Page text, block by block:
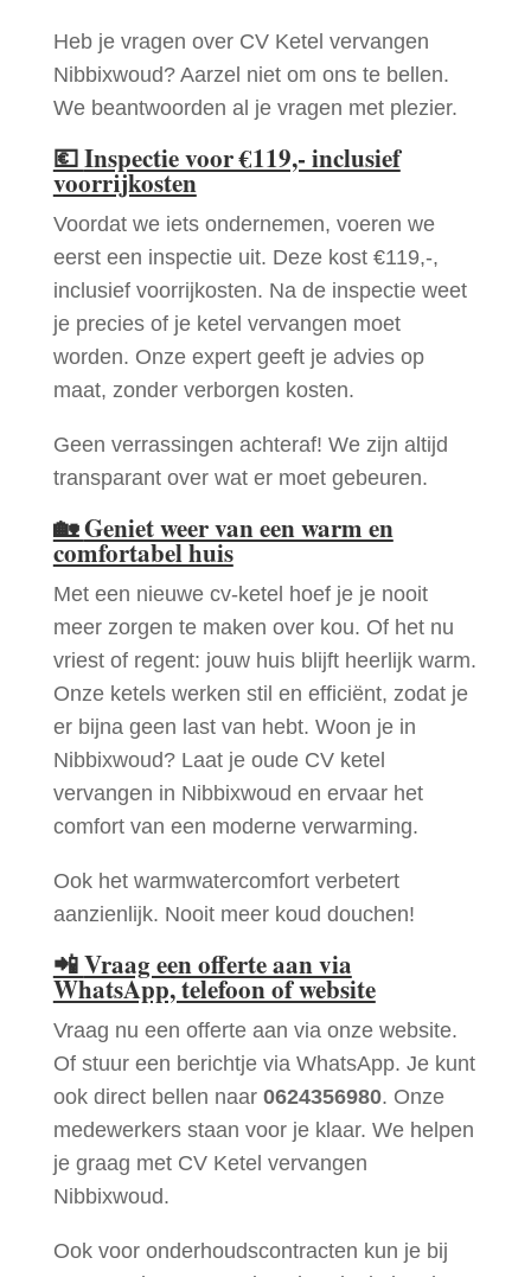
Heb je vragen over CV Ketel vervangen
Nibbixwoud? Aarzel niet om ons te bellen.
We beantwoorden al je vragen met plezier.
💶Inspectie voor €119,- inclusief
voorrijkosten
Voordat we iets ondernemen, voeren we
eerst een inspectie uit. Deze kost €119,-,
inclusief voorrijkosten. Na de inspectie weet
je precies of je ketel vervangen moet
worden. Onze expert geeft je advies op
maat, zonder verborgen kosten.
Geen verrassingen achteraf! We zijn altijd
transparant over wat er moet gebeuren.
🏡Geniet weer van een warm en
comfortabel huis
Met een nieuwe cv-ketel hoef je je nooit
meer zorgen te maken over kou. Of het nu
vriest of regent: jouw huis blijft heerlijk warm.
Onze ketels werken stil en efficiënt, zodat je
er bijna geen last van hebt. Woon je in
Nibbixwoud? Laat je oude CV ketel
vervangen in Nibbixwoud en ervaar het
comfort van een moderne verwarming.
Ook het warmwatercomfort verbetert
aanzienlijk. Nooit meer koud douchen!
📲Vraag een offerte aan via
WhatsApp, telefoon of website
Vraag nu een offerte aan via onze website.
Of stuur een berichtje via WhatsApp. Je kunt
ook direct bellen naar 0624356980. Onze
medewerkers staan voor je klaar. We helpen
je graag met CV Ketel vervangen
Nibbixwoud.
Ook voor onderhoudscontracten kun je bij